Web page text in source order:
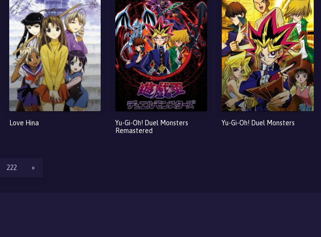
Love Hina
Yu-Gi-Oh! Duel Monsters
Remastered
Yu-Gi-Oh! Duel Monsters
222 »